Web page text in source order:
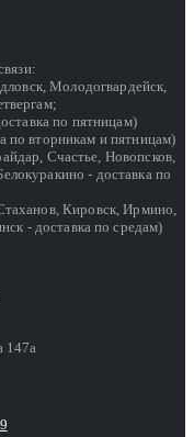
Молодогвардейск,
по пятницам)
по вторникам и пятницам)
Счастье, Новопсков,
- доставка по
Кировск, Ирмино,
- доставка по средам)
147а